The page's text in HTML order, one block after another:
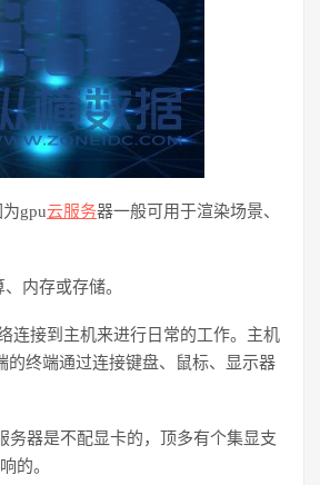
gpu云服务器一般可用于渲染场景、
内存或存储。
连接到主机来进行日常的工作。主机
的终端通过连接键盘、鼠标、显示器
务器是不配显卡的，顶多有个集显支
的。